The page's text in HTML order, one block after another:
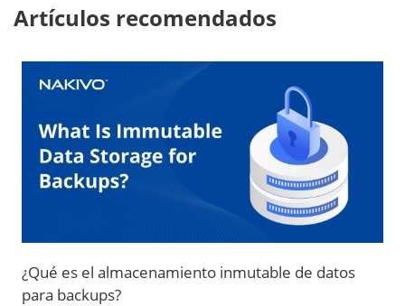
Artículos recomendados
¿Qué es el almacenamiento inmutable de datos
para backups?